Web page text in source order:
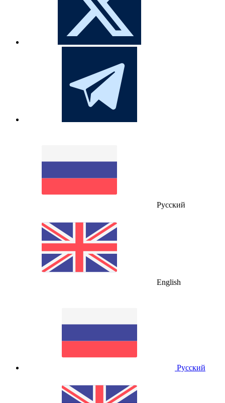
Русский
English
Русский